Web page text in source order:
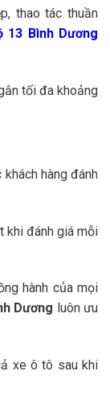
thao tác thuần
Bình Dương
tối đa khoảng
hàng đánh
khi đánh giá mỗi
hành của mọi
Dương luôn ưu
xe ô tô sau khi